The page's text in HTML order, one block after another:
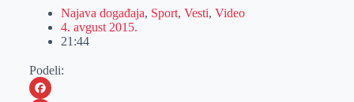
Najava događaja, Sport, Vesti, Video
4. avgust 2015.
21:44
Podeli: